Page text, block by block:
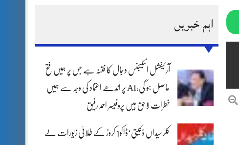
اہم خبریں
آرٹیفشل انٹلیجنس دجال کا فتنہ ہے جس پر ہمیں فتح
حاصل ہو گی،AI پر اندھے اعتماد کی وجہ سے ہمیں
خطرات لاحق ہیں پروفیسر احمد رفیق
کلرسیداں ڈکیتی‘ڈاکو1 کروڑ کے طلائی زیورات لے